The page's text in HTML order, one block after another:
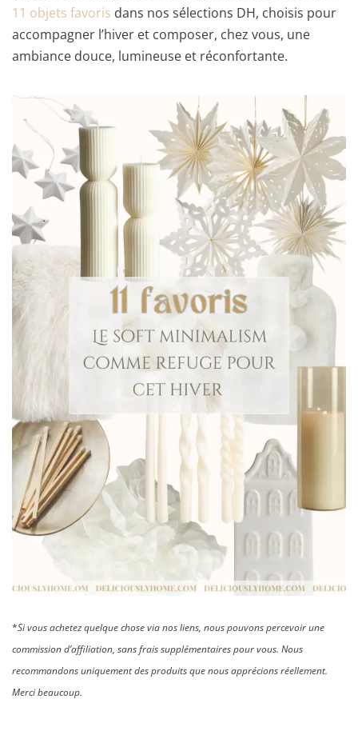
11 objets favoris dans nos sélections DH, choisis pour
accompagner l’hiver et composer, chez vous, une
ambiance douce, lumineuse et réconfortante.
*Si vous achetez quelque chose via nos liens, nous pouvons percevoir une
commission d’affiliation, sans frais supplémentaires pour vous. Nous
recommandons uniquement des produits que nous apprécions réellement.
Merci beaucoup.